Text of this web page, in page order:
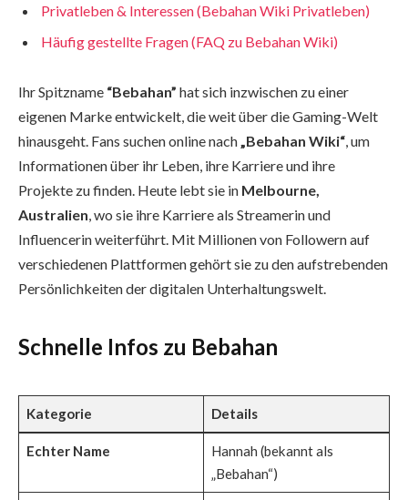
Privatleben & Interessen (Bebahan Wiki Privatleben)
Häufig gestellte Fragen (FAQ zu Bebahan Wiki)
Ihr Spitzname “Bebahan” hat sich inzwischen zu einer
eigenen Marke entwickelt, die weit über die Gaming-Welt
hinausgeht. Fans suchen online nach„Bebahan Wiki“, um
Informationen über ihr Leben, ihre Karriere und ihre
Projekte zu finden. Heute lebt sie in Melbourne,
Australien, wo sie ihre Karriere als Streamerin und
Influencerin weiterführt. Mit Millionen von Followern auf
verschiedenen Plattformen gehört sie zu den aufstrebenden
Persönlichkeiten der digitalen Unterhaltungswelt.
Schnelle Infos zu Bebahan
Kategorie Details
Echter Name
Hannah (bekannt als
„Bebahan“)